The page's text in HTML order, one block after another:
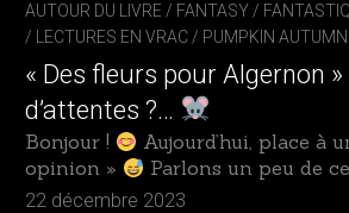
AUTOUR DU LIVRE / FANTASY /
/
LECTURES EN VRAC / PUMPKIN
« Des fleurs pour Algernon
d’attentes ?…
Bonjour !
Aujourd’hui, place à
opinion »
Parlons un peu de
22 décembre 2023